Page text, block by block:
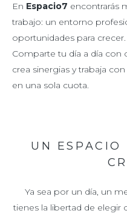
En Espacio7 encontrarás
trabajo: un entorno
oportunidades para crecer.
Comparte tu día a día con
crea sinergias y trabaja
en una sola cuota.
UN ESPACIO
Ya sea por un día, un
tienes la libertad de elegir